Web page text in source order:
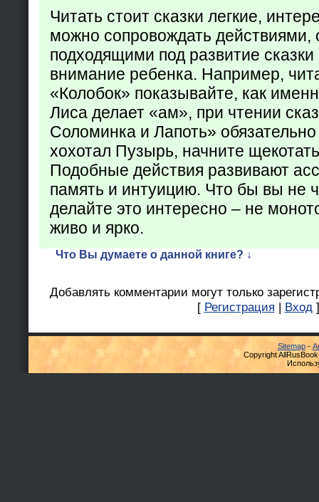
Читать стоит сказки легкие,
можно сопровождать действиями,
подходящими под развитие
внимание ребенка. Например,
«Колобок» показывайте, как
Лиса делает «ам», при чтении
Соломинка и Лапоть»
хохотал Пузырь, начните
Подобные действия развивают
память и интуицию. Что бы вы не
делайте это интересно – не
живо и ярко.
Что Вы думаете о данной книге? ↓
Добавлять комментарии могут только
[ Регистрация | Вход ]
Sitemap-
Copyright